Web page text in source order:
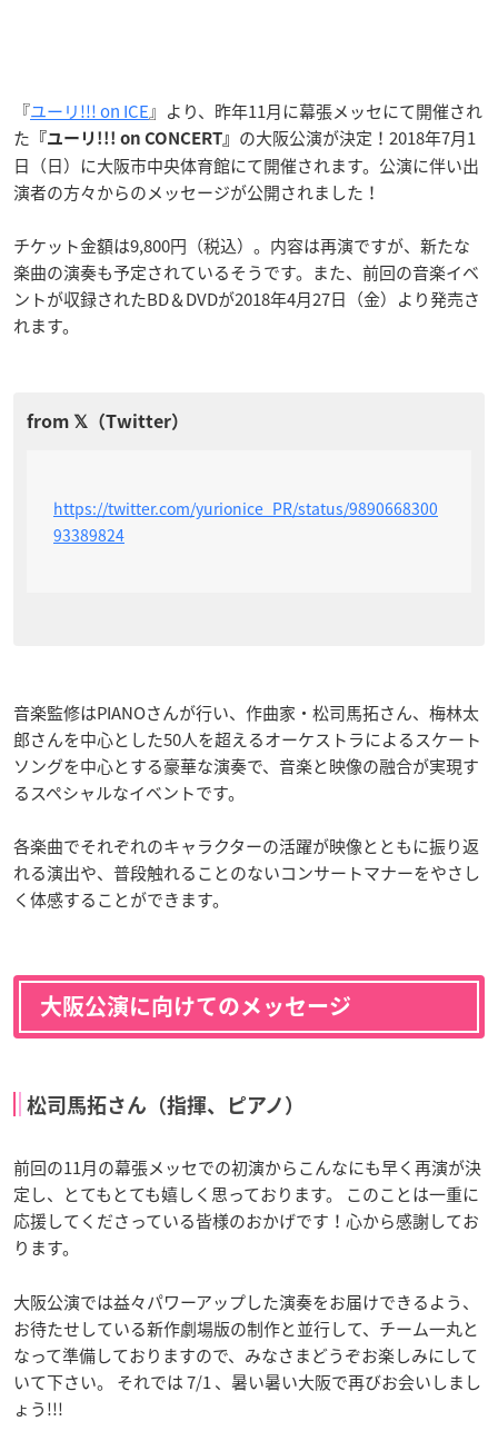
『ユーリ!!! on ICE』より、昨年11月に幕張メッセにて開催され
た 『ユーリ!!! on CONCERT』 の大阪公演が決定！2018年7月1
日（日）に大阪市中央体育館にて開催されます。公演に伴い出
演者の方々からのメッセージが公開されました！
チケット金額は9,800円（税込）。内容は再演ですが、新たな
楽曲の演奏も予定されているそうです。また、前回の音楽イベ
ントが収録されたBD＆DVDが2018年4月27日（金）より発売さ
れます。
https://twitter.com/yurionice_PR/status/9890668300
93389824
音楽監修はPIANOさんが行い、作曲家・松司馬拓さん、梅林太
郎さんを中心とした50人を超えるオーケストラによるスケート
ソングを中心とする豪華な演奏で、音楽と映像の融合が実現す
るスペシャルなイベントです。
各楽曲でそれぞれのキャラクターの活躍が映像とともに振り返
れる演出や、普段触れることのないコンサートマナーをやさし
く体感することができます。
大阪公演に向けてのメッセージ
松司馬拓さん（指揮、ピアノ）
前回の11月の幕張メッセでの初演からこんなにも早く再演が決
定し、とてもとても嬉しく思っております。 このことは一重に
応援してくださっている皆様のおかげです！心から感謝してお
ります。
大阪公演では益々パワーアップした演奏をお届けできるよう、
お待たせしている新作劇場版の制作と並行して、チーム一丸と
なって準備しておりますので、みなさまどうぞお楽しみにして
いて下さい。 それでは 7/1 、暑い暑い大阪で再びお会いしまし
ょう!!!